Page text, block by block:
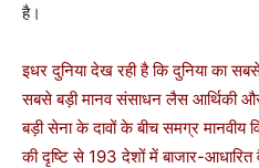
है।
इधर दुनिया देख रही है कि दुनिया का
सबसे बड़ी मानव संसाधन लैस आर्थिकी
बड़ी सेना के दावों के बीच समग्र मानवीय
की दृष्टि से 193 देशों में बाजार-